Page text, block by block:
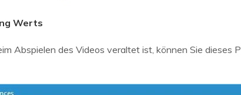
Werts
Abspielen des Videos veraltet ist, können Sie dieses